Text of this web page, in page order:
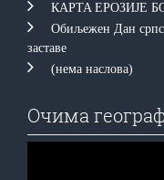
КAРTA EРOЗИJE
Обиљежен Дан
заставе
(нема наслова)
Очима